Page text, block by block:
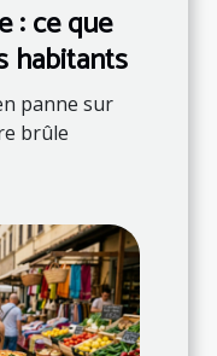
: ce que
habitants
panne sur
brûle